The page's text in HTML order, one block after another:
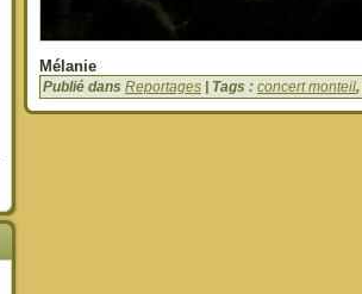
Mélanie
Publié dans Reportages | Tags : concert monteil,